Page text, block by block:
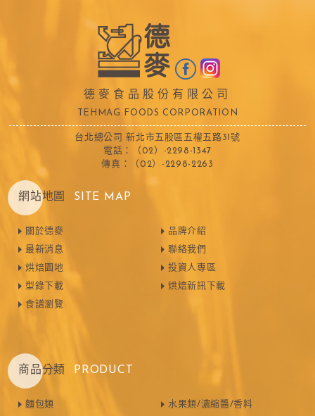
德麥食品股份有限公司
TEHMAG FOODS CORPORATION
台北總公司 新北市五股區五權五路31號
電話：（02）-2298-1347
傳真：（02）-2298-2263
網站地圖 SITE MAP
關於德麥
最新消息
烘焙園地
型錄下載
食譜瀏覽
品牌介紹
聯絡我們
投資人專區
烘焙新訊下載
商品分類 PRODUCT
麵包類 水果類/濃縮醬/香料